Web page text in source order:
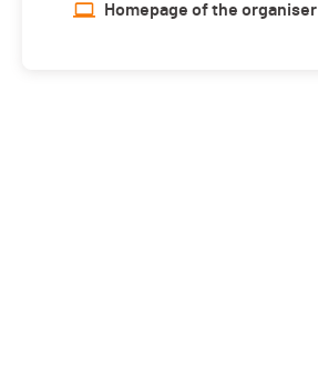
Homepage of the organiser